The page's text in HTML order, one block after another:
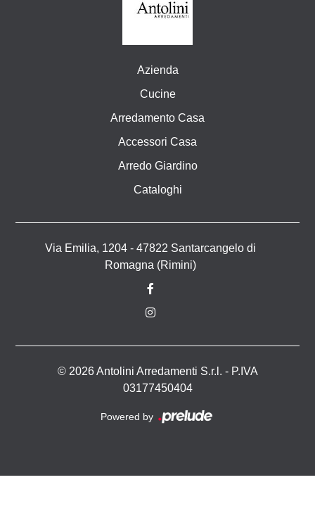
Azienda
Cucine
Arredamento Casa
Accessori Casa
Arredo Giardino
Cataloghi
Via Emilia, 1204 - 47822 Santarcangelo di
Romagna (Rimini)
© 2026 Antolini Arredamenti S.r.l. - P.IVA
03177450404
Powered by